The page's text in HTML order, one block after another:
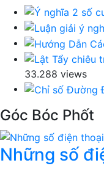
33.288 views
Góc Bóc Phốt
Những số